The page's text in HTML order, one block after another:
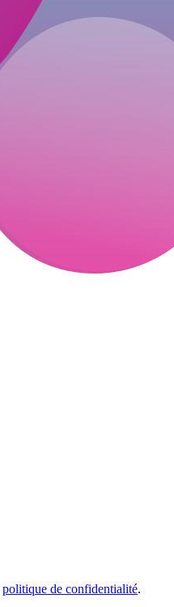
politique de confidentialité.